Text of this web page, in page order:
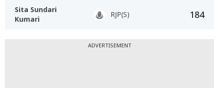
Sita Sundari
Kumari
RJP(S) 184
ADVERTISEMENT